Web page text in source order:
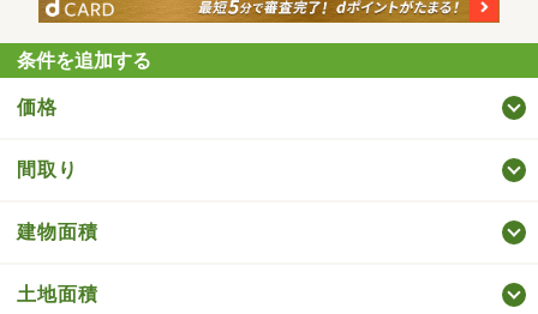
条件を追加する
価格
間取り
建物面積
土地面積